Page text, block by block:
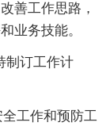
善工作思路，
业务技能。
制订工作计
工作和预防工